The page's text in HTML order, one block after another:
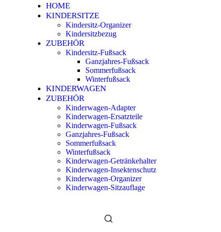
HOME
KINDERSITZE
Kindersitz-Organizer
Kindersitzbezug
ZUBEHÖR
Kindersitz-Fußsack
Ganzjahres-Fußsack
Sommerfußsack
Winterfußsack
KINDERWAGEN
ZUBEHÖR
Kinderwagen-Adapter
Kinderwagen-Ersatzteile
Kinderwagen-Fußsack
Ganzjahres-Fußsack
Sommerfußsack
Winterfußsack
Kinderwagen-Getränkehalter
Kinderwagen-Insektenschutz
Kinderwagen-Organizer
Kinderwagen-Sitzauflage